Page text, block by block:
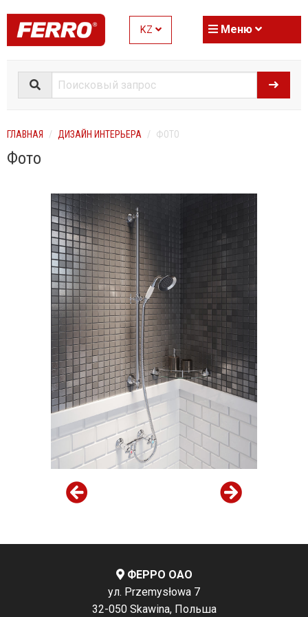
KZ Меню
ГЛАВНАЯ ДИЗАЙН ИНТЕРЬЕРА ФОТО
Фото
ФЕРРО ОАО
ул. Przemysłowa 7
32-050 Skawina, Польша